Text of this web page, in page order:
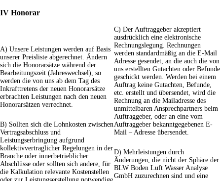
IV Honorar
A) Unsere Leistungen werden auf Basis
unserer Preisliste abgerechnet. Ändern
sich die Honorarsätze während der
Bearbeitungszeit (Jahreswechsel), so
werden die von uns ab dem Tag des
Inkrafttretens der neuen Honorarsätze
erbrachten Leistungen nach den neuen
Honorarsätzen verrechnet.
B) Sollten sich die Lohnkosten zwischen
Vertragsabschluss und
Leistungserbringung aufgrund
kollektivvertraglicher Regelungen in der
Branche oder innerbetrieblicher
Abschlüsse oder sollten sich andere, für
die Kalkulation relevante Kostenstellen
C) Der Auftraggeber akzeptiert
ausdrücklich eine elektronische
Rechnungslegung. Rechnungen
werden standardmäßig an die E-Mail
Adresse gesendet, an die auch die von
uns erstellten Gutachten oder Befunde
geschickt werden. Werden bei einem
Auftrag keine Gutachten, Befunde,
etc. erstellt und übersendet, wird die
Rechnung an die Mailadresse des
unmittelbaren Ansprechpartners beim
Auftraggeber, oder an eine vom
Auftraggeber bekanntgegebenen E-
Mail – Adresse übersendet.
D) Mehrleistungen durch
Änderungen, die nicht der Sphäre der
BLW Boden Luft Wasser Analyse
GmbH zuzurechnen sind und eine